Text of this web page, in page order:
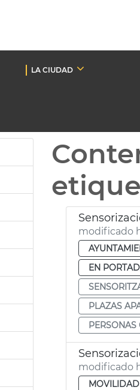
LA CIUDAD
modificado
EN
PLAZAS
modificado
MOVILIDAD